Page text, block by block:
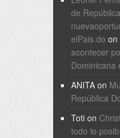
de
elPais.do on
acontecer
Dominicana
ANITAon
República
Totion
todo lo